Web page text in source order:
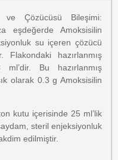
ve Çözücüsü Bileşimi:
eşdeğerde Amoksisilin
su içeren çözücü
Flakondaki hazırlanmış
Bu hazırlanmış
olarak 0.3 g Amoksisilin
kutu içerisinde 25 ml’lik
steril enjeksiyonluk
edilmiştir.